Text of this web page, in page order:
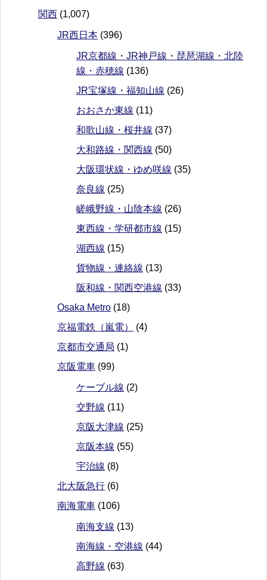
関西 (1,007)
JR西日本 (396)
JR京都線・JR神戸線・琵琶湖線・北陸
線・赤穂線 (136)
JR宝塚線・福知山線 (26)
おおさか東線 (11)
和歌山線・桜井線 (37)
大和路線・関西線 (50)
大阪環状線・ゆめ咲線 (35)
奈良線 (25)
嵯峨野線・山陰本線 (26)
東西線・学研都市線 (15)
湖西線 (15)
貨物線・連絡線 (13)
阪和線・関西空港線 (33)
Osaka Metro (18)
京福電鉄（嵐電）
(4)
京都市交通局 (1)
京阪電車 (99)
ケーブル線 (2)
交野線 (11)
京阪大津線 (25)
京阪本線 (55)
宇治線 (8)
北大阪急行 (6)
南海電車 (106)
南海支線 (13)
南海線・空港線 (44)
高野線 (63)